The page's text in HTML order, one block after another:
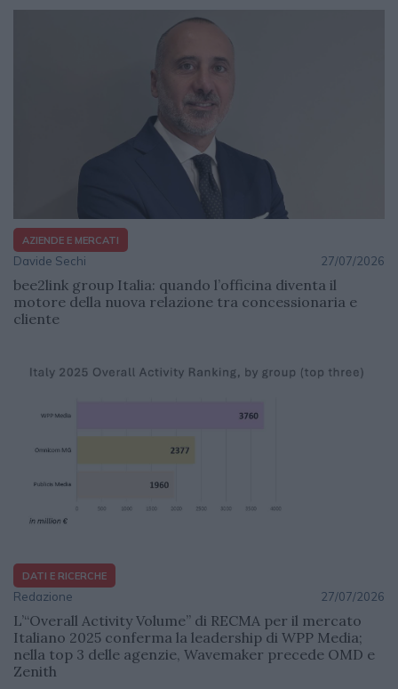
AZIENDE E MERCATI
Davide Sechi 27/07/2026
bee2link group Italia: quando l’officina diventa il
motore della nuova relazione tra concessionaria e
cliente
DATI E RICERCHE
Redazione 27/07/2026
L’“Overall Activity Volume” di RECMA per il mercato
Italiano 2025 conferma la leadership di WPP Media;
nella top 3 delle agenzie, Wavemaker precede OMD e
Zenith